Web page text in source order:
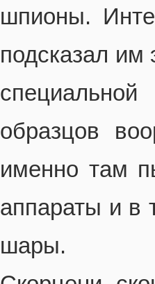
шпионы.
подсказал им
образцов
именно там
аппараты и в
шары.